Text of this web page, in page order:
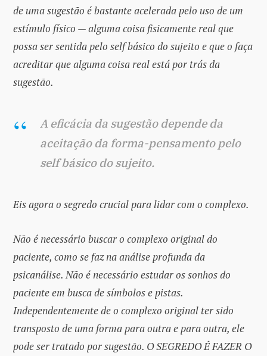
de uma sugestão é bastante acelerada pelo uso de um
estímulo físico — alguma coisa fisicamente real que
possa ser sentida pelo self básico do sujeito e que o faça
acreditar que alguma coisa real está por trás da
sugestão.
A eficácia da sugestão depende da
aceitação da forma-pensamento pelo
self básico do sujeito.
Eis agora o segredo crucial para lidar com o complexo.
Não é necessário buscar o complexo original do
paciente, como se faz na análise profunda da
psicanálise. Não é necessário estudar os sonhos do
paciente em busca de símbolos e pistas.
Independentemente de o complexo original ter sido
transposto de uma forma para outra e para outra, ele
pode ser tratado por sugestão. O SEGREDO É FAZER O